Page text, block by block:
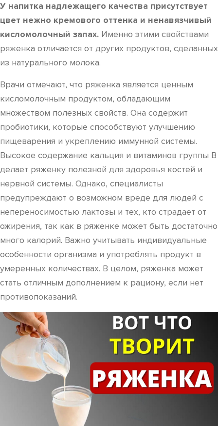
У напитка надлежащего качества присутствует
цвет нежно кремового оттенка и ненавязчивый
кисломолочный запах. Именно этими свойствами
ряженка отличается от других продуктов, сделанных
из натурального молока.
Врачи отмечают, что ряженка является ценным
кисломолочным продуктом, обладающим
множеством полезных свойств. Она содержит
пробиотики, которые способствуют улучшению
пищеварения и укреплению иммунной системы.
Высокое содержание кальция и витаминов группы B
делает ряженку полезной для здоровья костей и
нервной системы. Однако, специалисты
предупреждают о возможном вреде для людей с
непереносимостью лактозы и тех, кто страдает от
ожирения, так как в ряженке может быть достаточно
много калорий. Важно учитывать индивидуальные
особенности организма и употреблять продукт в
умеренных количествах. В целом, ряженка может
стать отличным дополнением к рациону, если нет
противопоказаний.